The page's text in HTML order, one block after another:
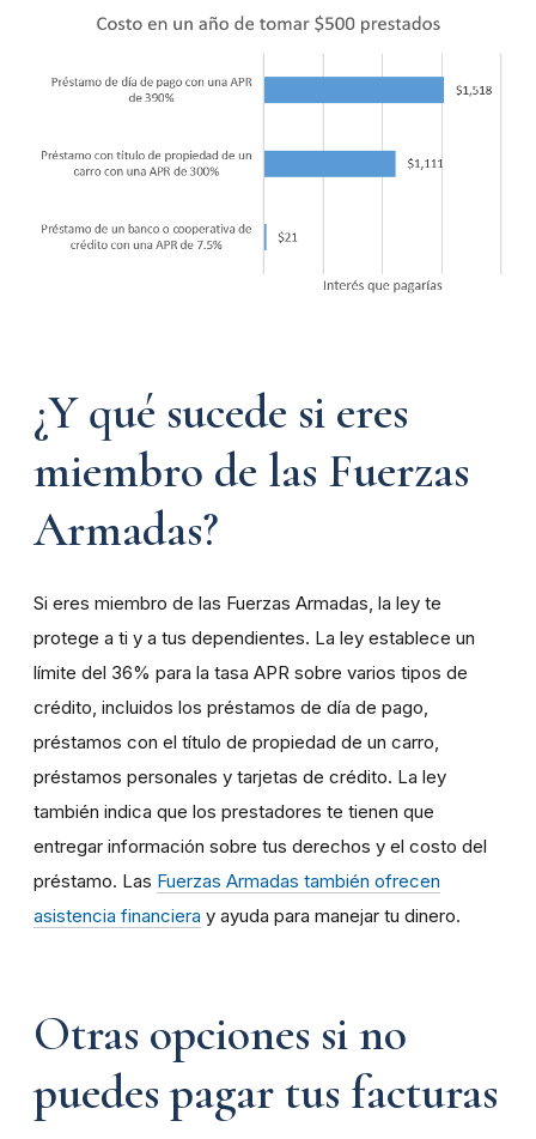
¿Y qué sucede si eres
miembro de las Fuerzas
Armadas?
Si eres miembro de las Fuerzas Armadas, la ley te
protege a ti y a tus dependientes. La ley establece un
límite del 36% para la tasa APR sobre varios tipos de
crédito, incluidos los préstamos de día de pago,
préstamos con el título de propiedad de un carro,
préstamos personales y tarjetas de crédito. La ley
también indica que los prestadores te tienen que
entregar información sobre tus derechos y el costo del
préstamo. Las Fuerzas Armadas también ofrecen
asistencia financiera y ayuda para manejar tu dinero.
Otras opciones si no
puedes pagar tus facturas